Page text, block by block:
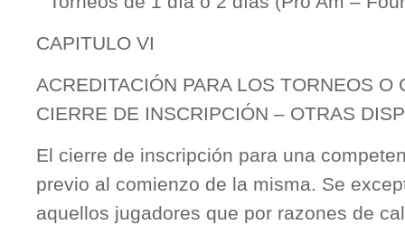
CAPITULO VI
ACREDITACIÓN PARA LOS TORNEOS O
CIERRE DE INSCRIPCIÓN – OTRAS
El cierre de inscripción para una
previo al comienzo de la misma. Se
aquellos jugadores que por razones de